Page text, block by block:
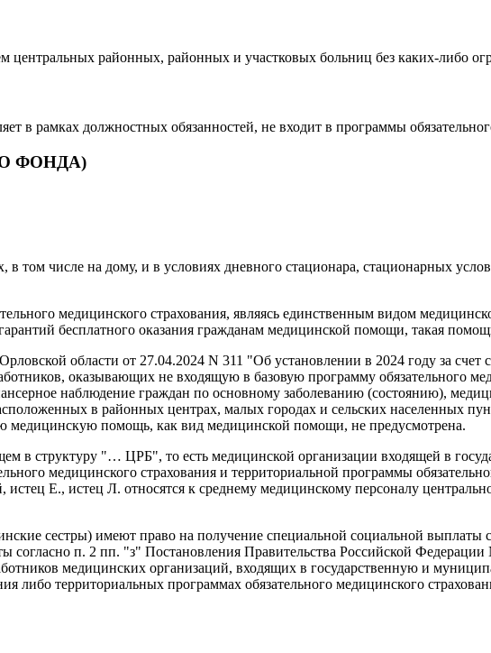
районных, районных и участковых больниц без каких-либо
в рамках должностных обязанностей, не входит в программы
ФОНДА)
том числе на дому, и в условиях дневного стационара, стационарных
медицинского страхования, являясь единственным видом
бесплатного оказания гражданам медицинской помощи, такая
области от 27.04.2024 N 311 "Об установлении в 2024 году за счет
оказывающих не входящую в базовую программу обязательного
наблюдение граждан по основному заболеванию (состоянию),
в районных центрах, малых городах и сельских населенных
медицинскую помощь, как вид медицинской помощи, не предусмотрена.
в структуру "… ЦРБ", то есть медицинской организации входящей в
медицинского страхования и территориальной программы
Е., истец Л. относятся к среднему медицинскому персоналу
сестры) имеют право на получение специальной социальной
согласно п. 2 пп. "з" Постановления Правительства Российской
медицинских организаций, входящих в государственную и
либо территориальных программах обязательного медицинского